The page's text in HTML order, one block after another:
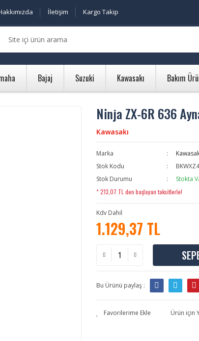
İletişim Kargo Takip
Bajaj Suzuki Kawasakı Bakım
Ninja ZX-6R 636
Kawasakı
Marka
Stok Kodu
Stok Durumu
Stokta
* 213,07 TL den başlayan taksitlerle!
Kdv Dahil
1.129,37 TL
Bu Ürünü paylaş :
Ürün için